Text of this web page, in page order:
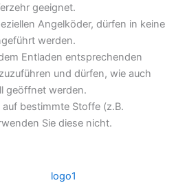
geeignet.
Angelköder, dürfen in keine
werden.
Entladen entsprechenden
und dürfen, wie auch
geöffnet werden.
auf bestimmte Stoffe (z.B.
Sie diese nicht.